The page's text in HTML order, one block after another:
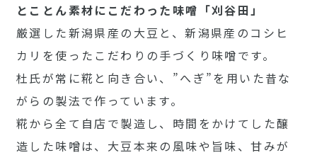
とことん素材にこだわった味噌「刈谷田」
厳選した新潟県産の大豆と、新潟県産のコシヒ
カリを使ったこだわりの手づくり味噌です。
杜氏が常に糀と向き合い、”へぎ”を用いた昔な
がらの製法で作っています。
糀から全て自店で製造し、時間をかけてした醸
造した味噌は、大豆本来の風味や旨味、甘みが